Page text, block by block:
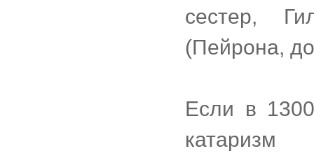
сестер,
(Пейрона,
Если в